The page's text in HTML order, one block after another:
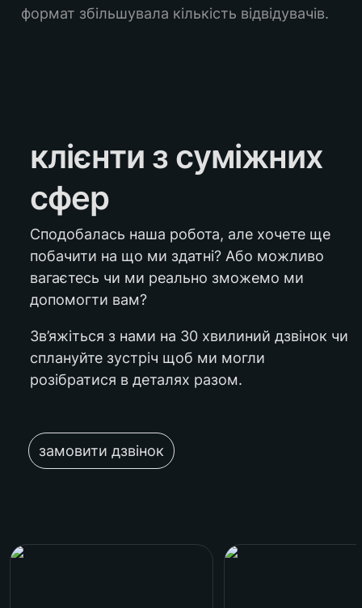
формат збільшувала кількість відвідувачів.
клієнти з суміжних
сфер
Сподобалась наша робота, але хочете ще
побачити на що ми здатні? Або можливо
вагаєтесь чи ми реально зможемо ми
допомогти вам?
Зв’яжіться з нами на 30 хвилиний дзвінок чи
сплануйте зустріч щоб ми могли
розібратися в деталях разом.
замовити дзвінок
Barterwille Art Fest Знайденія